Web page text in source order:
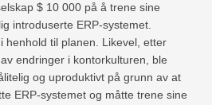
$ 10 000 på å trene sine
introduserte ERP-systemet.
henhold til planen. Likevel, etter
endringer i kontorkulturen, ble
og uproduktivt på grunn av at
ERP-systemet og måtte trene sine